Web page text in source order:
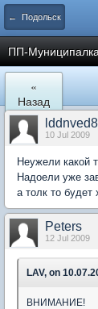
← Подольск
ПП-
«
Назад
10 Jul 2009
Неужели какой
Надоели уже
а толк то будет
Peters
12 Jul 2009
LAV, on
ВНИМАНИЕ!